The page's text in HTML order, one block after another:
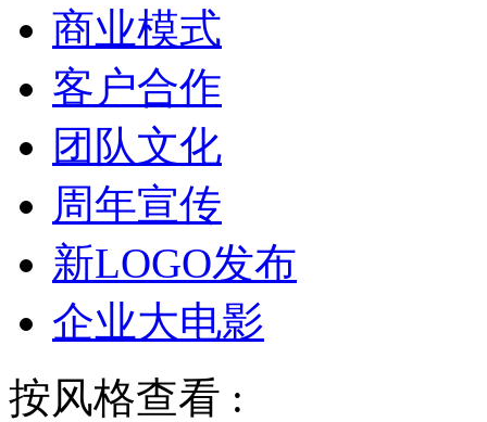
商业模式
客户合作
团队文化
周年宣传
新LOGO发布
企业大电影
按风格查看 :